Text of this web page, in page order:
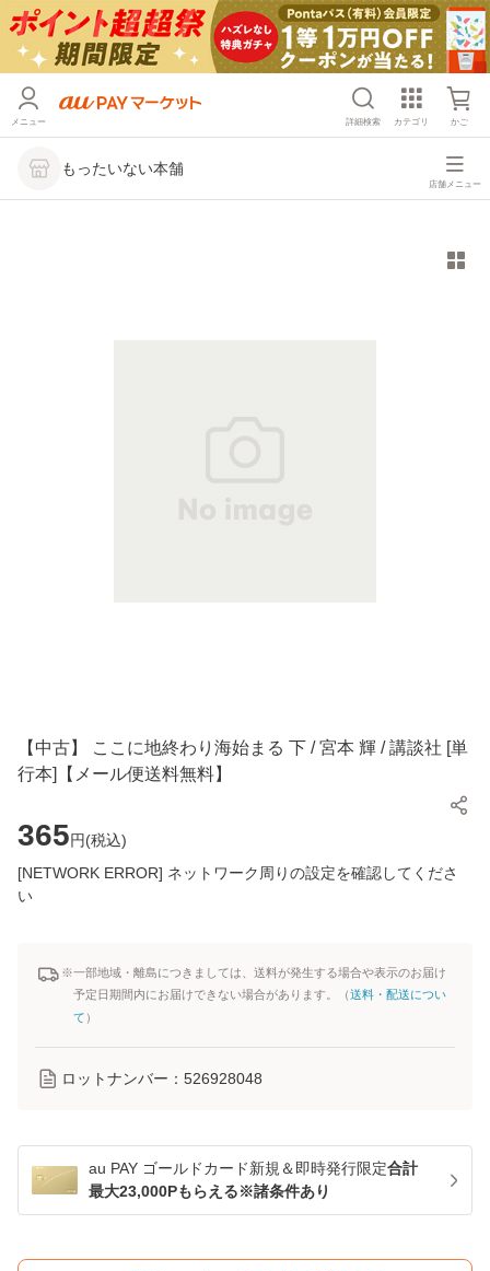
メニュー 詳細検索 カテゴリ かご
もったいない本舗
店舗メニュー
【中古】 ここに地終わり海始まる 下 / 宮本 輝 / 講談社 [単
行本]【メール便送料無料】
365円(税込)
[NETWORK ERROR] ネットワーク周りの設定を確認してくださ
い
※一部地域・離島につきましては、送料が発生する場合や表示のお届け
予定日期間内にお届けできない場合があります。（送料・配送につい
て ）
ロットナンバー： 526928048
au PAY ゴールドカード新規＆即時発行限定合計
最大23,000Pもらえる※諸条件あり